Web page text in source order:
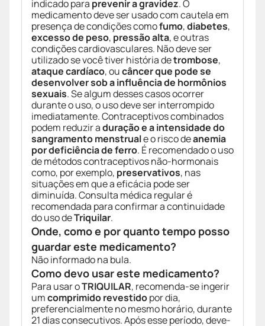
indicado para prevenir a gravidez. O
medicamento deve ser usado com cautela em
presença de condições comofumo,diabetes,
excesso de peso, pressão alta, e outras
condições cardiovasculares. Não deve ser
utilizado se você tiver história detrombose,
ataque cardíaco, oucâncer que pode se
desenvolver sob a influência de hormônios
sexuais. Se algum desses casos ocorrer
durante o uso, o uso deve ser interrompido
imediatamente. Contraceptivos combinados
podem reduzir aduração e a intensidade do
sangramento menstruale o risco deanemia
por deficiência de ferro. É recomendado o uso
de métodos contraceptivos não-hormonais
como, por exemplo, preservativos, nas
situações em que a eficácia pode ser
diminuída. Consulta médica regular é
recomendada para confirmar a continuidade
do uso deTriquilar.
Onde, como e por quanto tempo posso
guardar este medicamento?
Não informado na bula.
Como devo usar este medicamento?
Para usar oTRIQUILAR, recomenda-se ingerir
umcomprimido revestidopor dia,
preferencialmente no mesmo horário, durante
21 dias consecutivos. Após esse período, deve-